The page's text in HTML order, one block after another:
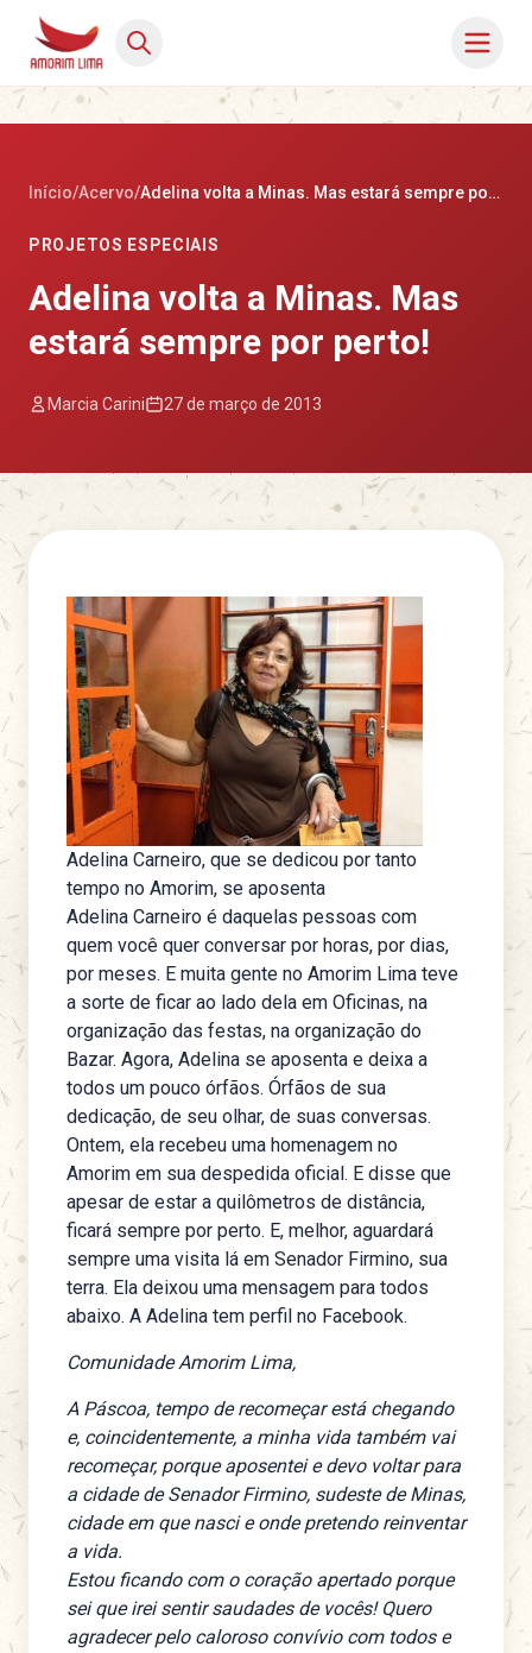
Início/Acervo/ Adelina volta a Minas. Mas estará sempre por perto!
PROJETOS ESPECIAIS
Adelina volta a Minas. Mas
estará sempre por perto!
Marcia Carini 27 de março de 2013
Adelina Carneiro, que se dedicou por tanto
tempo no Amorim, se aposenta
Adelina Carneiro é daquelas pessoas com
quem você quer conversar por horas, por dias,
por meses. E muita gente no Amorim Lima teve
a sorte de ficar ao lado dela em Oficinas, na
organização das festas, na organização do
Bazar. Agora, Adelina se aposenta e deixa a
todos um pouco órfãos. Órfãos de sua
dedicação, de seu olhar, de suas conversas.
Ontem, ela recebeu uma homenagem no
Amorim em sua despedida oficial. E disse que
apesar de estar a quilômetros de distância,
ficará sempre por perto. E, melhor, aguardará
sempre uma visita lá em Senador Firmino, sua
terra. Ela deixou uma mensagem para todos
abaixo. A Adelina tem perfil no Facebook.
Comunidade Amorim Lima,
A Páscoa, tempo de recomeçar está chegando
e, coincidentemente, a minha vida também vai
recomeçar, porque aposentei e devo voltar para
a cidade de Senador Firmino, sudeste de Minas,
cidade em que nasci e onde pretendo reinventar
a vida.
Estou ficando com o coração apertado porque
sei que irei sentir saudades de vocês! Quero
agradecer pelo caloroso convívio com todos e